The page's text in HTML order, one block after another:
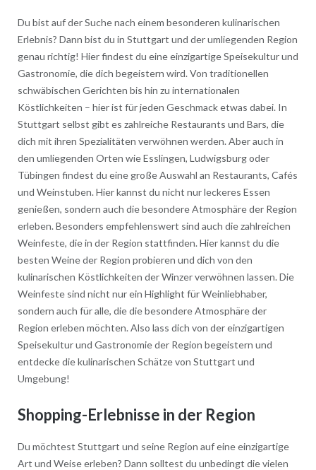
Du bist auf der Suche nach einem besonderen kulinarischen
Erlebnis? Dann bist du in Stuttgart und der umliegenden Region
genau richtig! Hier findest du eine einzigartige Speisekultur und
Gastronomie, die dich begeistern wird. Von traditionellen
schwäbischen Gerichten bis hin zu internationalen
Köstlichkeiten – hier ist für jeden Geschmack etwas dabei. In
Stuttgart selbst gibt es zahlreiche Restaurants und Bars, die
dich mit ihren Spezialitäten verwöhnen werden. Aber auch in
den umliegenden Orten wie Esslingen, Ludwigsburg oder
Tübingen findest du eine große Auswahl an Restaurants, Cafés
und Weinstuben. Hier kannst du nicht nur leckeres Essen
genießen, sondern auch die besondere Atmosphäre der Region
erleben. Besonders empfehlenswert sind auch die zahlreichen
Weinfeste, die in der Region stattfinden. Hier kannst du die
besten Weine der Region probieren und dich von den
kulinarischen Köstlichkeiten der Winzer verwöhnen lassen. Die
Weinfeste sind nicht nur ein Highlight für Weinliebhaber,
sondern auch für alle, die die besondere Atmosphäre der
Region erleben möchten. Also lass dich von der einzigartigen
Speisekultur und Gastronomie der Region begeistern und
entdecke die kulinarischen Schätze von Stuttgart und
Umgebung!
Shopping-Erlebnisse in der Region
Du möchtest Stuttgart und seine Region auf eine einzigartige
Art und Weise erleben? Dann solltest du unbedingt die vielen